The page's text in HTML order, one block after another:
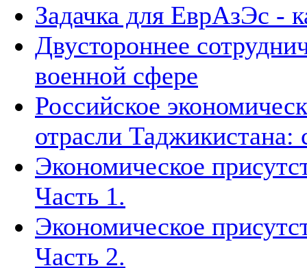
Задачка для ЕврАзЭс -
Двустороннее
военной сфере
Российское
отрасли Таджикистана:
Экономическое
Часть 1.
Экономическое
Часть 2.